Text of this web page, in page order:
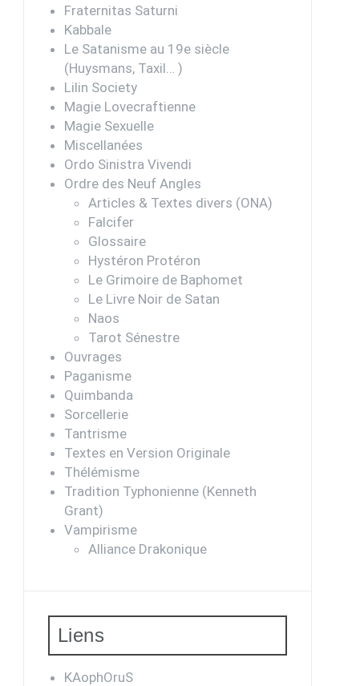
Fraternitas Saturni
Kabbale
Le Satanisme au 19e siècle
(Huysmans, Taxil… )
Lilin Society
Magie Lovecraftienne
Magie Sexuelle
Miscellanées
Ordo Sinistra Vivendi
Ordre des Neuf Angles
Articles & Textes divers (ONA)
Falcifer
Glossaire
Hystéron Protéron
Le Grimoire de Baphomet
Le Livre Noir de Satan
Naos
Tarot Sénestre
Ouvrages
Paganisme
Quimbanda
Sorcellerie
Tantrisme
Textes en Version Originale
Thélémisme
Tradition Typhonienne (Kenneth
Grant)
Vampirisme
Alliance Drakonique
Liens
KAophOruS